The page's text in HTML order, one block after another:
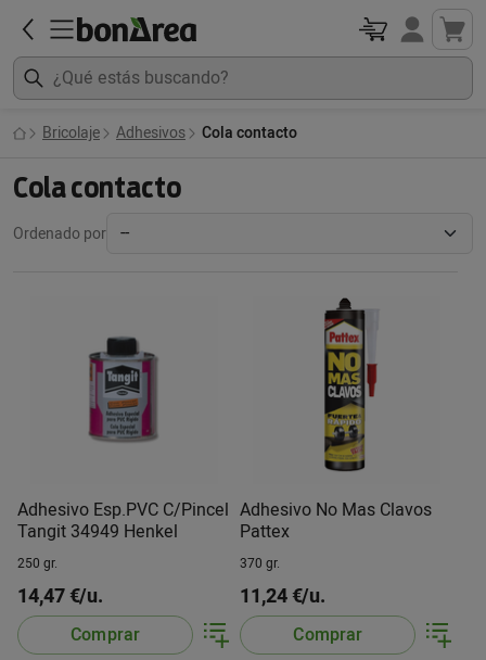
Bricolaje Adhesivos Cola contacto
Cola contacto
Ordenado por
Adhesivo Esp.PVC C/Pincel
Tangit 34949 Henkel
250 gr.
14,47 €/u.
Comprar
Adhesivo No Mas Clavos
Pattex
370 gr.
11,24 €/u.
Comprar